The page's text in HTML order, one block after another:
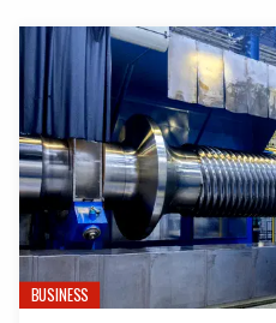
BUSINESS